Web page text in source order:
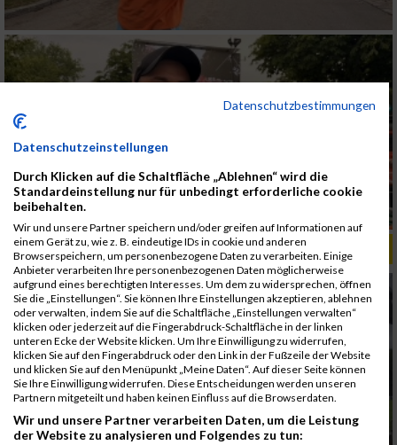
ALBUM B2RUN KÖLN / 05.09.2019
Datenschutzbestimmungen
Datenschutzeinstellungen
Durch Klicken auf die Schaltfläche „Ablehnen“ wird die
Standardeinstellung nur für unbedingt erforderliche cookie
beibehalten.
Wir und unsere Partner speichern und/oder greifen auf Informationen auf
einem Gerät zu, wie z. B. eindeutige IDs in cookie und anderen
Browserspeichern, um personenbezogene Daten zu verarbeiten. Einige
Anbieter verarbeiten Ihre personenbezogenen Daten möglicherweise
aufgrund eines berechtigten Interesses. Um dem zu widersprechen, öffnen
Sie die „Einstellungen“. Sie können Ihre Einstellungen akzeptieren, ablehnen
oder verwalten, indem Sie auf die Schaltfläche „Einstellungen verwalten“
klicken oder jederzeit auf die Fingerabdruck-Schaltfläche in der linken
unteren Ecke der Website klicken. Um Ihre Einwilligung zu widerrufen,
klicken Sie auf den Fingerabdruck oder den Link in der Fußzeile der Website
und klicken Sie auf den Menüpunkt „Meine Daten“. Auf dieser Seite können
Sie Ihre Einwilligung widerrufen. Diese Entscheidungen werden unseren
Partnern mitgeteilt und haben keinen Einfluss auf die Browserdaten.
Wir und unsere Partner verarbeiten Daten, um die Leistung
der Website zu analysieren und Folgendes zu tun: